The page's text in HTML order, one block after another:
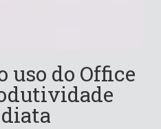
uso do Office